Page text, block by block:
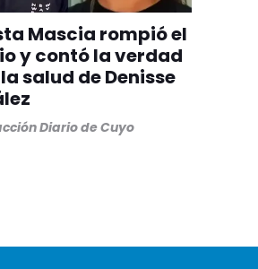
Mascia rompió el
y contó la verdad
salud de Denisse
Diario de Cuyo